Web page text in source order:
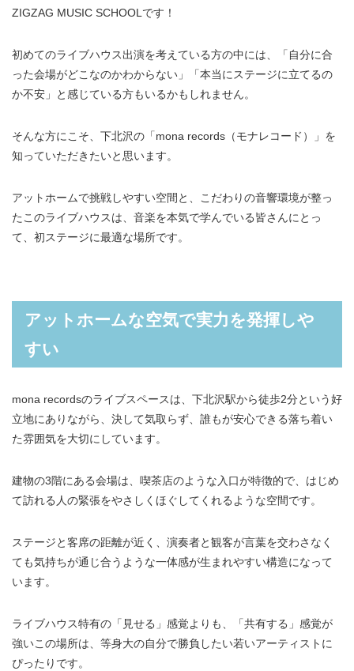
ZIGZAG MUSIC SCHOOLです！
初めてのライブハウス出演を考えている方の中には、「自分に合
った会場がどこなのかわからない」「本当にステージに立てるの
か不安」と感じている方もいるかもしれません。
そんな方にこそ、下北沢の「mona records（モナレコード）」を
知っていただきたいと思います。
アットホームで挑戦しやすい空間と、こだわりの音響環境が整っ
たこのライブハウスは、音楽を本気で学んでいる皆さんにとっ
て、初ステージに最適な場所です。
アットホームな空気で実力を発揮しや
すい
mona recordsのライブスペースは、下北沢駅から徒歩2分という好
立地にありながら、決して気取らず、誰もが安心できる落ち着い
た雰囲気を大切にしています。
建物の3階にある会場は、喫茶店のような入口が特徴的で、はじめ
て訪れる人の緊張をやさしくほぐしてくれるような空間です。
ステージと客席の距離が近く、演奏者と観客が言葉を交わさなく
ても気持ちが通じ合うような一体感が生まれやすい構造になって
います。
ライブハウス特有の「見せる」感覚よりも、「共有する」感覚が
強いこの場所は、等身大の自分で勝負したい若いアーティストに
ぴったりです。